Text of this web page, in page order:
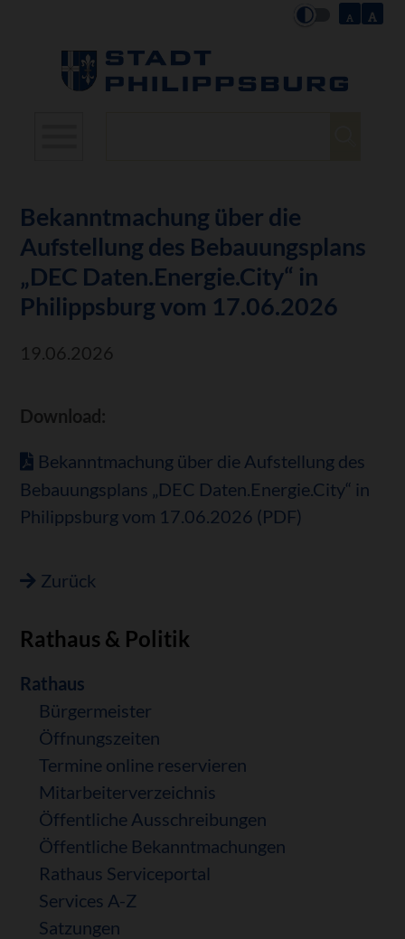
Rathaus & Politik
Navigation
überspringen
Rathaus
Bürgermeister
Öffnungszeiten
Termine online reservieren
Mitarbeiterverzeichnis
Öffentliche Ausschreibungen
Öffentliche Bekanntmachungen
Rathaus Serviceportal
Services A-Z
Satzungen
Bekanntmachung über die
Aufstellung des Bebauungsplans
„DEC Daten.Energie.City“ in
Philippsburg vom 17.06.2026
19.06.2026
Download:
Bekanntmachung über die Aufstellung des
Bebauungsplans „DEC Daten.Energie.City“ in
Philippsburg vom 17.06.2026 (PDF)
Zurück